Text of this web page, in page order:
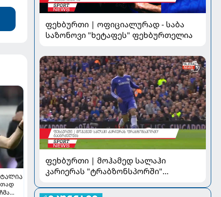
ფეხბურთი | ოფიციალურად - საბა
საზონოვი "ხეტაფეს" ფეხბურთელია
ფეხბურთი | მოჰამედ სალაჰი
კარიერას "ტრაბზონსპორში"